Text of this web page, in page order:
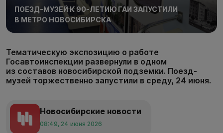
ПОЕЗД-МУЗЕЙ К 90-ЛЕТИЮ ГАИ ЗАПУСТИЛИ
В МЕТРО НОВОСИБИРСКА
Тематическую экспозицию о работе
Госавтоинспекции развернули в одном
из составов новосибирской подземки. Поезд-
музей торжественно запустили в среду, 24 июня.
Новосибирские новости
08:49, 24 июня 2026